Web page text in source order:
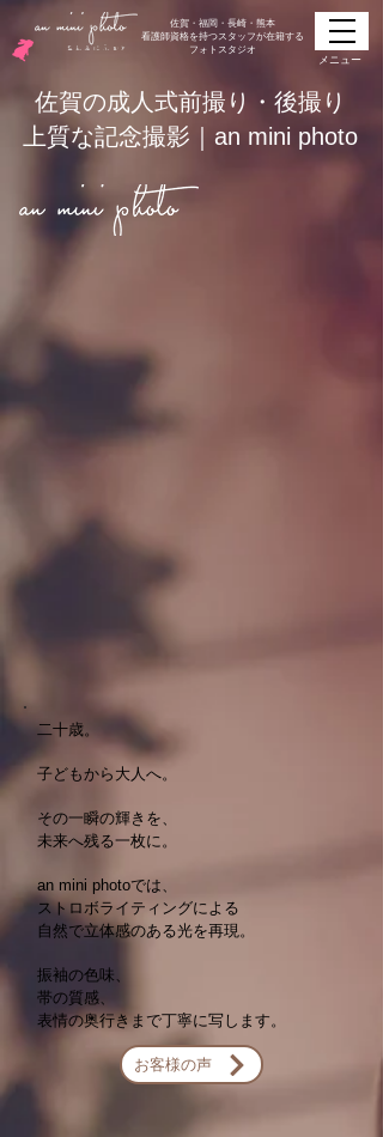
佐賀・福岡・長崎・熊本
看護師資格を持つスタッフが在籍する
​フォトスタジオ
メニュー
佐賀の成人式前撮り・後撮り
上質な記念撮影｜an mini photo
二十歳。
子どもから大人へ。
その一瞬の輝きを、
未来へ残る一枚に。
an mini photoでは、
ストロボライティングによる
自然で立体感のある光を再現。
振袖の色味、
帯の質感、
表情の奥行きまで丁寧に写します。
お客様の声